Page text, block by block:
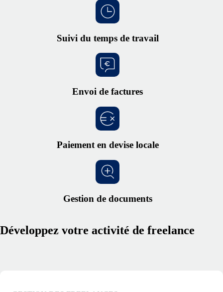
Suivi du temps de travail
Envoi de factures
Paiement en devise locale
Gestion de documents
Développez votre activité de freelance